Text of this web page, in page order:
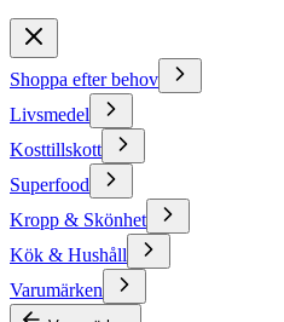
Shoppa efter behov
Livsmedel
Kosttillskott
Superfood
Kropp & Skönhet
Kök & Hushåll
Varumärken